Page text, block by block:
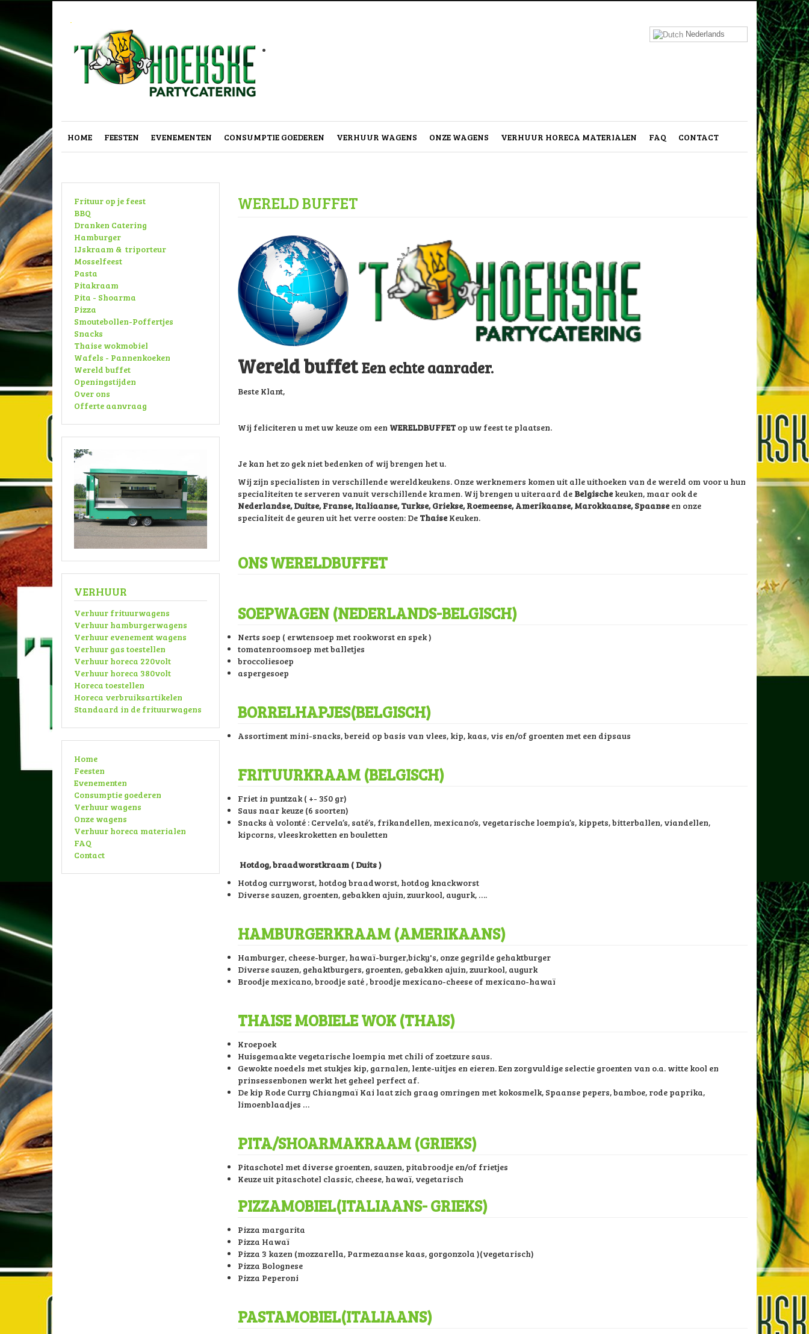
. Nederlands
HOME FEESTEN EVENEMENTEN CONSUMPTIE GOEDEREN VERHUUR WAGENS ONZE WAGENS VERHUUR HORECA MATERIALEN FAQ CONTACT
Frituur op je feest
BBQ
Dranken Catering
Hamburger
IJskraam & triporteur
Mosselfeest
Pasta
Pitakraam
Pita - Shoarma
Pizza
Smoutebollen-Poffertjes
Snacks
Thaise wokmobiel
Wafels - Pannenkoeken
Wereld buffet
Openingstijden
Over ons
Offerte aanvraag
VERHUUR
Verhuur frituurwagens
Verhuur hamburgerwagens
Verhuur evenement wagens
Verhuur gas toestellen
Verhuur horeca 220volt
Verhuur horeca 380volt
Horeca toestellen
Horeca verbruiksartikelen
Standaard in de frituurwagens
Home
Feesten
Evenementen
Consumptie goederen
Verhuur wagens
Onze wagens
Verhuur horeca materialen
FAQ
Contact
WERELD BUFFET
Wereld buffetEen echte aanrader.
Beste Klant,
Wij feliciteren u met uw keuze om een WERELDBUFFETop uw feest te plaatsen.
Je kan het zo gek niet bedenken of wij brengen het u.
Wij zijn specialisten in verschillende wereldkeukens. Onze werknemers komen uit alle uithoeken van de wereld om voor u hun
specialiteiten te serveren vanuit verschillende kramen. Wij brengen u uiteraard de Belgischekeuken, maar ook de
Nederlandse, Duitse, Franse, Italiaanse, Turkse, Griekse, Roemeense, Amerikaanse, Marokkaanse, Spaanseen onze
specialiteit de geuren uit het verre oosten: De ThaiseKeuken.
ONS WERELDBUFFET
SOEPWAGEN (NEDERLANDS-BELGISCH)
Nerts soep ( erwtensoep met rookworst en spek )
tomatenroomsoep met balletjes
broccoliesoep
aspergesoep
BORRELHAPJES(BELGISCH)
Assortiment mini-snacks, bereid op basis van vlees, kip, kaas, vis en/of groenten met een dipsaus
FRITUURKRAAM (BELGISCH)
Friet in puntzak ( +- 350 gr)
Saus naar keuze (6 soorten)
Snacks à volonté : Cervela’s, saté’s, frikandellen, mexicano’s, vegetarische loempia’s, kippets, bitterballen, viandellen,
kipcorns, vleeskroketten en bouletten
Hotdog, braadworstkraam ( Duits )
Hotdog curryworst, hotdog braadworst, hotdog knackworst
Diverse sauzen, groenten, gebakken ajuin, zuurkool, augurk, ….
HAMBURGERKRAAM (AMERIKAANS)
Hamburger, cheese-burger, hawaï-burger,bicky's, onze gegrilde gehaktburger
Diverse sauzen, gehaktburgers, groenten, gebakken ajuin, zuurkool, augurk
Broodje mexicano, broodje saté , broodje mexicano-cheese of mexicano-hawaï
THAISE MOBIELE WOK (THAIS)
Kroepoek
Huisgemaakte vegetarische loempia met chili of zoetzure saus.
Gewokte noedels met stukjes kip, garnalen, lente-uitjes en eieren. Een zorgvuldige selectie groenten van o.a. witte kool en
prinsessenbonen werkt het geheel perfect af.
De kip Rode Curry Chiangmaï Kai laat zich graag omringen met kokosmelk, Spaanse pepers, bamboe, rode paprika,
limoenblaadjes …
PITA/SHOARMAKRAAM (GRIEKS)
Pitaschotel met diverse groenten, sauzen, pitabroodje en/of frietjes
Keuze uit pitaschotel classic, cheese, hawaï, vegetarisch
PIZZAMOBIEL(ITALIAANS- GRIEKS)
Pizza margarita
Pizza Hawaï
Pizza 3 kazen (mozzarella, Parmezaanse kaas, gorgonzola )(vegetarisch)
Pizza Bolognese
Pizza Peperoni
PASTAMOBIEL(ITALIAANS)